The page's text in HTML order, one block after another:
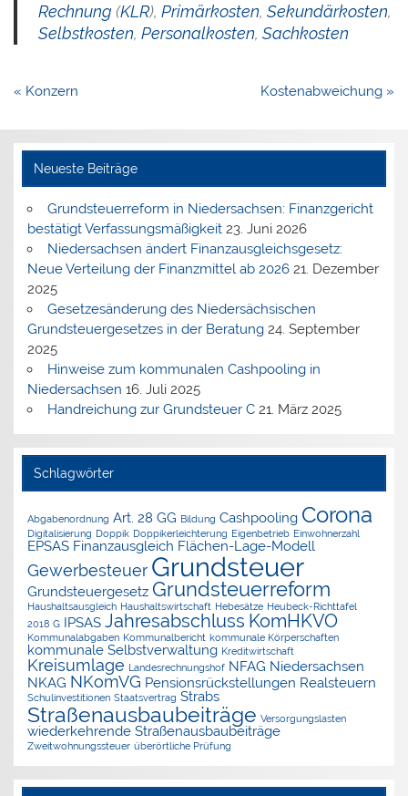
Rechnung (KLR), Primärkosten, Sekundärkosten,
Selbstkosten, Personalkosten, Sachkosten
Beitragsnavigation
« Konzern Kostenabweichung »
Neueste Beiträge
Grundsteuerreform in Niedersachsen: Finanzgericht
bestätigt Verfassungsmäßigkeit 23. Juni 2026
Niedersachsen ändert Finanzausgleichsgesetz:
Neue Verteilung der Finanzmittel ab 2026 21. Dezember
2025
Gesetzesänderung des Niedersächsischen
Grundsteuergesetzes in der Beratung 24. September
2025
Hinweise zum kommunalen Cashpooling in
Niedersachsen 16. Juli 2025
Handreichung zur Grundsteuer C 21. März 2025
Schlagwörter
Abgabenordnung Art. 28 GG Bildung Cashpooling Corona
Digitalisierung Doppik Doppikerleichterung Eigenbetrieb Einwohnerzahl
EPSAS Finanzausgleich Flächen-Lage-Modell
Gewerbesteuer Grundsteuer
Grundsteuergesetz Grundsteuerreform
Haushaltsausgleich Haushaltswirtschaft Hebesätze Heubeck-Richttafel
2018 G IPSAS Jahresabschluss KomHKVO
Kommunalabgaben Kommunalbericht kommunale Körperschaften
kommunale Selbstverwaltung Kreditwirtschaft
Kreisumlage Landesrechnungshof NFAG Niedersachsen
NKAG NKomVG Pensionsrückstellungen Realsteuern
Schulinvestitionen Staatsvertrag Strabs
Straßenausbaubeiträge Versorgungslasten
wiederkehrende Straßenausbaubeiträge
Zweitwohnungssteuer überörtliche Prüfung